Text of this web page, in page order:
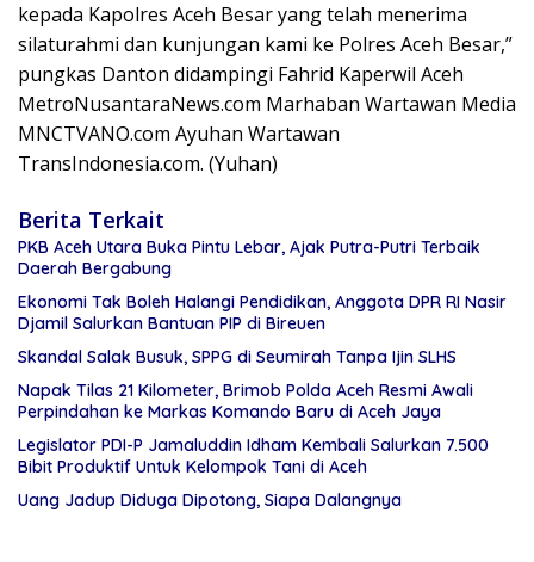
kepada Kapolres Aceh Besar yang telah menerima
silaturahmi dan kunjungan kami ke Polres Aceh Besar,”
pungkas Danton didampingi Fahrid Kaperwil Aceh
MetroNusantaraNews.com Marhaban Wartawan Media
MNCTVANO.com Ayuhan Wartawan
TransIndonesia.com. (Yuhan)
Berita Terkait
PKB Aceh Utara Buka Pintu Lebar, Ajak Putra-Putri Terbaik
Daerah Bergabung
Ekonomi Tak Boleh Halangi Pendidikan, Anggota DPR RI Nasir
Djamil Salurkan Bantuan PIP di Bireuen
Skandal Salak Busuk, SPPG di Seumirah Tanpa Ijin SLHS
Napak Tilas 21 Kilometer, Brimob Polda Aceh Resmi Awali
Perpindahan ke Markas Komando Baru di Aceh Jaya
Legislator PDI-P Jamaluddin Idham Kembali Salurkan 7.500
Bibit Produktif Untuk Kelompok Tani di Aceh
Uang Jadup Diduga Dipotong, Siapa Dalangnya